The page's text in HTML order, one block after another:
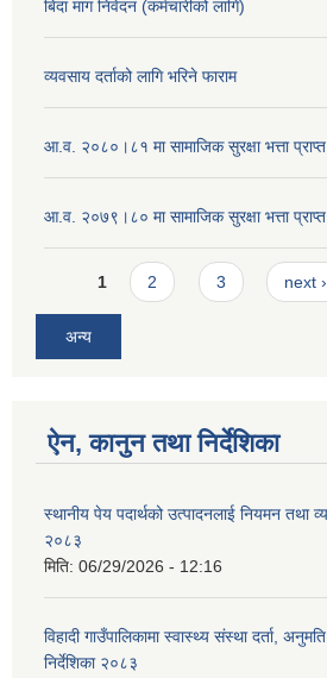
बिदा माग निवेदन (कर्मचारीको लागि)
व्यवसाय दर्ताको लागि भरिने फाराम
आ.व. २०८०।८१ मा सामाजिक सुरक्षा भत्ता प्राप्त
आ.व. २०७९।८० मा सामाजिक सुरक्षा भत्ता प्राप्त
Pages
1 2 3 next ›
अन्य
ऐन, कानुन तथा निर्देशिका
स्थानीय पेय पदार्थको उत्पादनलाई नियमन तथा
२०८३
मिति: 06/29/2026 - 12:16
विहादी गाउँपालिकामा स्वास्थ्य संस्था दर्ता,
निर्देशिका २०८३